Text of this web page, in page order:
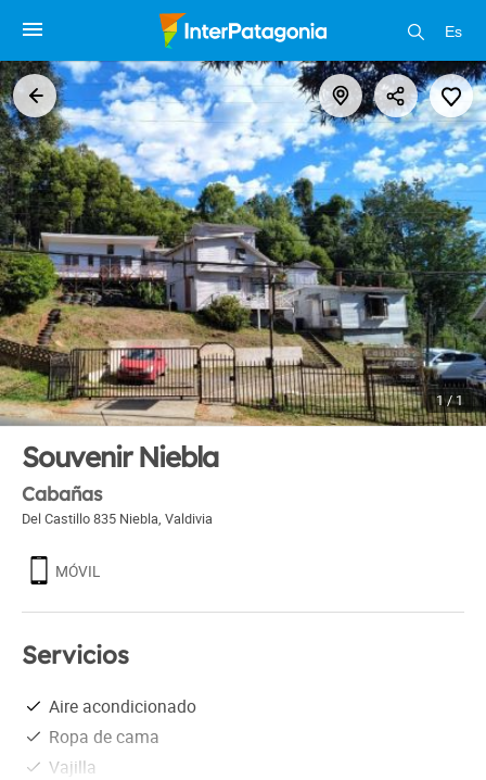
Es
1 / 1
Souvenir Niebla
Cabañas
Del Castillo 835 Niebla, Valdivia
MÓVIL
Servicios
Aire acondicionado
Ropa de cama
Vajilla